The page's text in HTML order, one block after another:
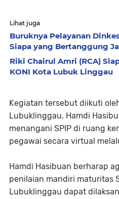
Lihat juga
Buruknya Pelayanan
Siapa yang Bertanggung
Riki Chairul Amri (RCA)
KONI Kota Lubuk Linggau
Kegiatan tersebut diikuti
Lubuklinggau, Hamdi
menangani SPIP di ruang
pegawai secara virtual
Hamdi Hasibuan berharap
penilaian mandiri maturitas
Lubuklinggau dapat